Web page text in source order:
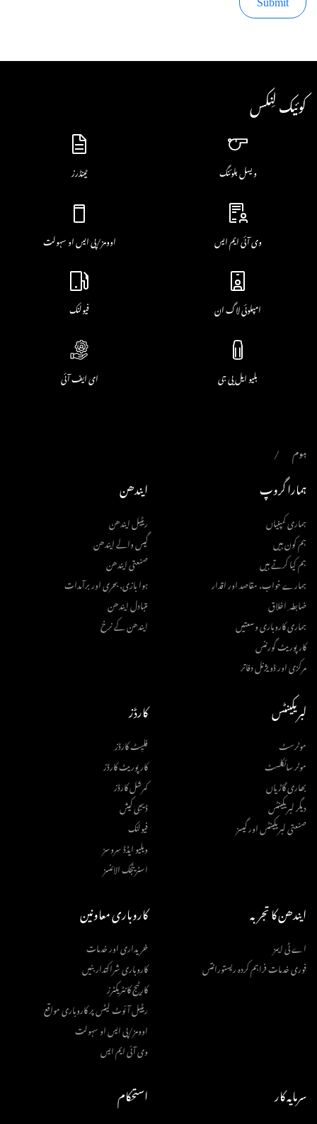
کوئیک لِنکس
ویسل بلوئنگ ٹینڈرز
وی آئی ایم ایس اوومز/پی ایس او سہولت
امپلوئی لاگ ان فیولنک
بلیو ایل پی جی ای ایف آئی
ہوم
ہمارا گروپ
ہماری کمپنیاں
ہم کون ہیں
ہم کیا کرتے ہیں
ہمارے خواب، مقاصد اور اقدار
ضابطہ ِ اخلاق
ہماری کاروباری وسعتیں
کارپوریٹ گورننس
مرکزی اور ڈویژنل دفاتر
ایندھن
ریٹیل ایندھن
گیس والے ایندھن
صنعتی ایندھن
ہوا بازی، بحری اور برآمدات
متبادل ایندھن
ایندھن کے نرخ
لبریکینٹس
موٹرسٹ
موٹر سائکلسٹ
بھاری گاڑیاں
دیگر لبریکینٹس
صنعتی لبریکینٹس اور گیسز
کارڈز
فلیِٹ کارڈز
کارپوریٹ کارڈز
کمرشل کارڈز
ڈیجی کیش
فیولنک
ویلیو ایڈڈ سروسز
اسٹریٹجک الائنسز
ایندھن کا تجربہ
اے ٹی ایمز
فوری خدمات فراہم کردہ ریستورانتس
کاروباری معاونین
خریداری اور خدمات
کاروباری شراکتدار بنیں
کارٹیج کانٹریکٹرز
ریٹیل آئوٹ لیٹس پر کاروباری مواقع
اوومز/پی ایس او سہولت
وی آئی ایم ایس
سرمایہ کار استحکام